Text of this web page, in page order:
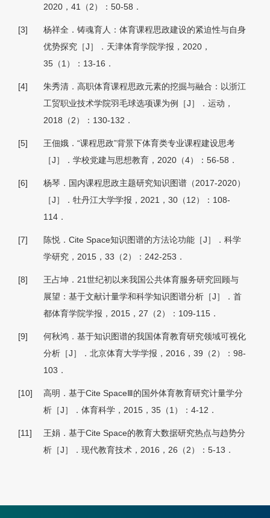
2020，41（2）：50-58．
[3]
杨祥全．铸魂育人：体育课程思政建设的紧迫性与自身
优势探究［J］．天津体育学院学报，2020，
35（1）：13-16．
[4]
朱秀清．高职体育课程思政元素的挖掘与融合：以浙江
工贸职业技术学院羽毛球选项课为例［J］．运动，
2018（2）：130-132．
[5]
王佃娥．“课程思政”背景下体育类专业课程建设思考
［J］．学校党建与思想教育，2020（4）：56-58．
[6]
杨琴．国内课程思政主题研究知识图谱（2017-2020）
［J］．牡丹江大学学报，2021，30（12）：108-
114．
[7]
陈悦．Cite Space知识图谱的方法论功能［J］．科学
学研究，2015，33（2）：242-253．
[8]
王占坤．21世纪初以来我国公共体育服务研究回顾与
展望：基于文献计量学和科学知识图谱分析［J］．首
都体育学院学报，2015，27（2）：109-115．
[9]
何秋鸿．基于知识图谱的我国体育教育研究领域可视化
分析［J］．北京体育大学学报，2016，39（2）：98-
103．
[10]
高明．基于Cite SpaceⅢ的国外体育教育研究计量学分
析［J］．体育科学，2015，35（1）：4-12．
[11]
王娟．基于Cite Space的教育大数据研究热点与趋势分
析［J］．现代教育技术，2016，26（2）：5-13．